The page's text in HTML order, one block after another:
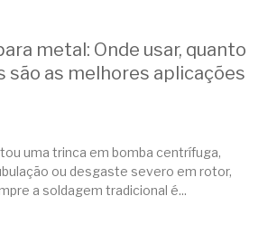
metal: Onde usar, quanto
são as melhores aplicações
uma trinca em bomba centrífuga,
ou desgaste severo em rotor,
a soldagem tradicional é